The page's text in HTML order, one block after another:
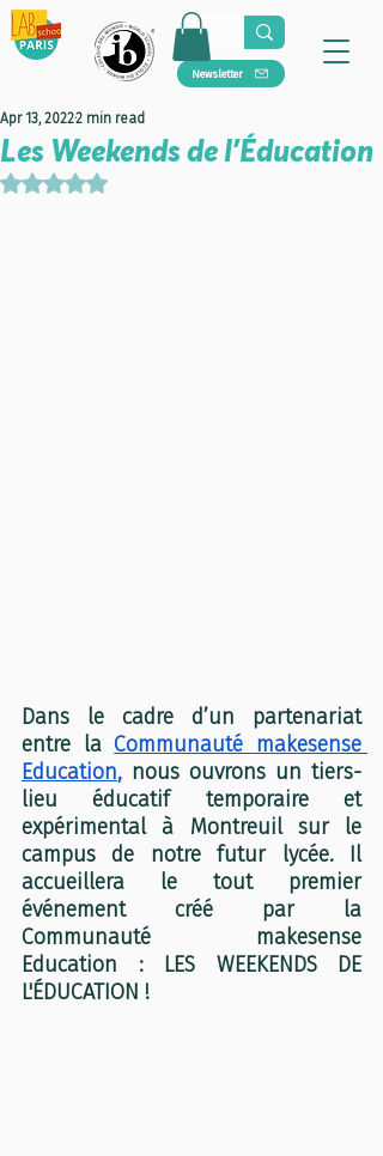
Newsletter
Les Weekends de l’Éducation
Apr 13, 20222 min read
Rated NaN out of 5 stars.
Dans le cadre d’un partenariat
entre la Communauté makesense
Education, nous ouvrons un tiers-
lieu éducatif temporaire et
expérimental à Montreuil sur le
campus de notre futur lycée. Il
accueillera le tout premier
événement créé par la
Communauté makesense
Education : LES WEEKENDS DE
L'ÉDUCATION !